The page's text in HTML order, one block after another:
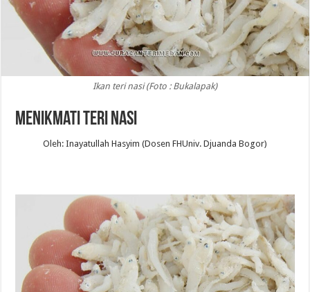
Ikan teri nasi (Foto : Bukalapak)
Menikmati Teri Nasi
Oleh: Inayatullah Hasyim (Dosen FHUniv. Djuanda Bogor)